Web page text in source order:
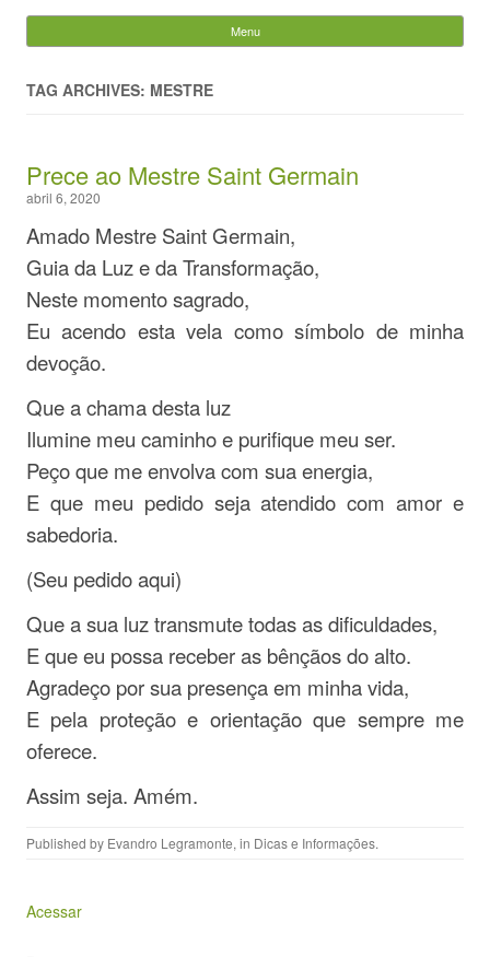
Evandro Legramonte
Menu
TAG ARCHIVES: MESTRE
Prece ao Mestre Saint Germain
abril 6, 2020
Amado Mestre Saint Germain,
Guia da Luz e da Transformação,
Neste momento sagrado,
Eu acendo esta vela como símbolo de minha
devoção.
Que a chama desta luz
Ilumine meu caminho e purifique meu ser.
Peço que me envolva com sua energia,
E que meu pedido seja atendido com amor e
sabedoria.
(Seu pedido aqui)
Que a sua luz transmute todas as dificuldades,
E que eu possa receber as bênçãos do alto.
Agradeço por sua presença em minha vida,
E pela proteção e orientação que sempre me
oferece.
Assim seja. Amém.
Published by Evandro Legramonte, in Dicas e Informações.
Acessar